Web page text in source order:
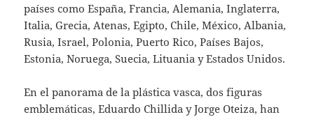
países como España, Francia, Alemania, Inglaterra,
Italia, Grecia, Atenas, Egipto, Chile, México, Albania,
Rusia, Israel, Polonia, Puerto Rico, Países Bajos,
Estonia, Noruega, Suecia, Lituania y Estados Unidos.
En el panorama de la plástica vasca, dos figuras
emblemáticas, Eduardo Chillida y Jorge Oteiza, han